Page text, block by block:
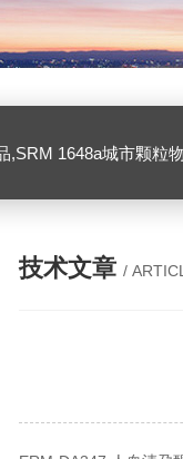
城市颗粒物,SRM 1649B
技术文章 /